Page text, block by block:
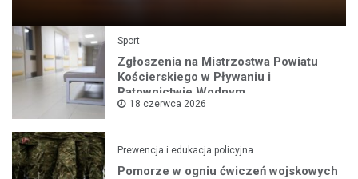
Sport
Zgłoszenia na Mistrzostwa Powiatu
Kościerskiego w Pływaniu i
Ratownictwie Wodnym
18 czerwca 2026
Prewencja i edukacja policyjna
Pomorze w ogniu ćwiczeń wojskowych